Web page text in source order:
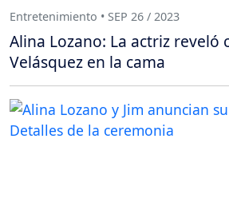
Entretenimiento • SEP 26 / 2023
Alina Lozano: La actriz reveló
Velásquez en la cama